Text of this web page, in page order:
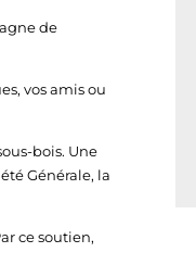
de
vos amis ou
bois. Une
Générale, la
ce soutien,